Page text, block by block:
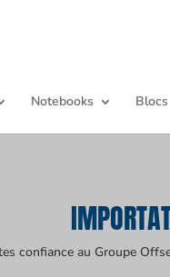
Notebooks Blocs
confiance au Groupe